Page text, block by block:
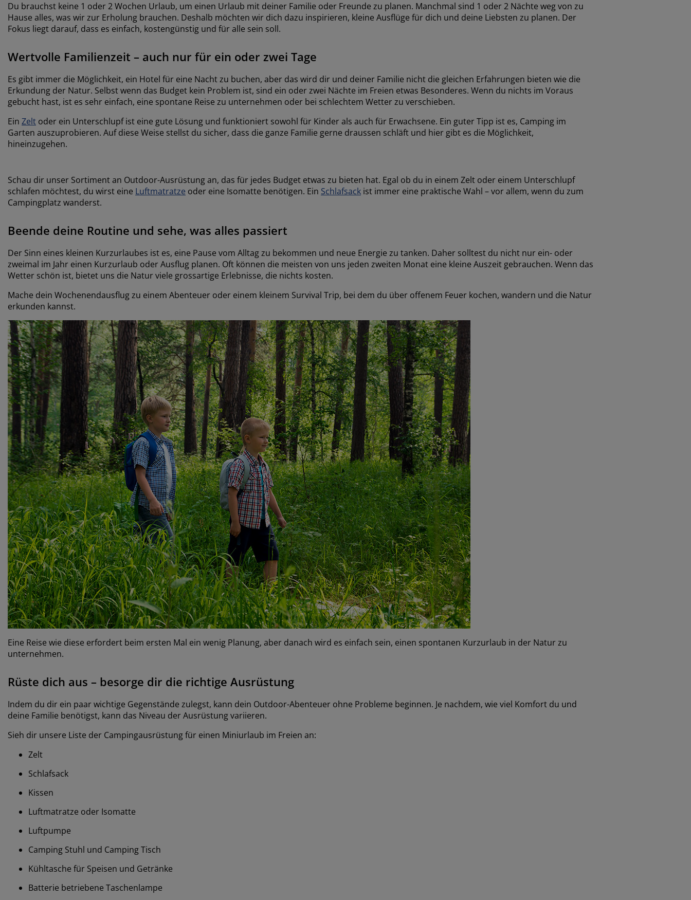
Du brauchst keine 1 oder 2 Wochen Urlaub, um einen Urlaub mit deiner Familie oder Freunde zu planen. Manchmal sind 1 oder 2 Nächte weg von zu
Hause alles, was wir zur Erholung brauchen. Deshalb möchten wir dich dazu inspirieren, kleine Ausflüge für dich und deine Liebsten zu planen. Der
Fokus liegt darauf, dass es einfach, kostengünstig und für alle sein soll.
Wertvolle Familienzeit – auch nur für ein oder zwei Tage
Es gibt immer die Möglichkeit, ein Hotel für eine Nacht zu buchen, aber das wird dir und deiner Familie nicht die gleichen Erfahrungen bieten wie die
Erkundung der Natur. Selbst wenn das Budget kein Problem ist, sind ein oder zwei Nächte im Freien etwas Besonderes. Wenn du nichts im Voraus
gebucht hast, ist es sehr einfach, eine spontane Reise zu unternehmen oder bei schlechtem Wetter zu verschieben.
Ein Zelt oder ein Unterschlupf ist eine gute Lösung und funktioniert sowohl für Kinder als auch für Erwachsene. Ein guter Tipp ist es, Camping im
Garten auszuprobieren. Auf diese Weise stellst du sicher, dass die ganze Familie gerne draussen schläft und hier gibt es die Möglichkeit,
hineinzugehen.
Schau dir unser Sortiment an Outdoor-Ausrüstung an, das für jedes Budget etwas zu bieten hat. Egal ob du in einem Zelt oder einem Unterschlupf
schlafen möchtest, du wirst eine Luftmatratze oder eine Isomatte benötigen. Ein Schlafsack ist immer eine praktische Wahl – vor allem, wenn du zum
Campingplatz wanderst.
Beende deine Routine und sehe, was alles passiert
Der Sinn eines kleinen Kurzurlaubes ist es, eine Pause vom Alltag zu bekommen und neue Energie zu tanken. Daher solltest du nicht nur ein- oder
zweimal im Jahr einen Kurzurlaub oder Ausflug planen. Oft können die meisten von uns jeden zweiten Monat eine kleine Auszeit gebrauchen. Wenn das
Wetter schön ist, bietet uns die Natur viele grossartige Erlebnisse, die nichts kosten.
Mache dein Wochenendausflug zu einem Abenteuer oder einem kleinem Survival Trip, bei dem du über offenem Feuer kochen, wandern und die Natur
erkunden kannst.
Eine Reise wie diese erfordert beim ersten Mal ein wenig Planung, aber danach wird es einfach sein, einen spontanen Kurzurlaub in der Natur zu
unternehmen.
Rüste dich aus – besorge dir die richtige Ausrüstung
Indem du dir ein paar wichtige Gegenstände zulegst, kann dein Outdoor-Abenteuer ohne Probleme beginnen. Je nachdem, wie viel Komfort du und
deine Familie benötigst, kann das Niveau der Ausrüstung variieren.
Sieh dir unsere Liste der Campingausrüstung für einen Miniurlaub im Freien an:
Zelt
Schlafsack
Kissen
Luftmatratze oder Isomatte
Luftpumpe
Camping Stuhl und Camping Tisch
Kühltasche für Speisen und Getränke
Batterie betriebene Taschenlampe